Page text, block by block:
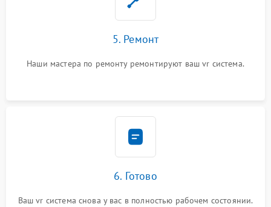
5. Ремонт
Наши мастера по ремонту ремонтируют ваш vr система.
6. Готово
Ваш vr система снова у вас в полностью рабочем состоянии.